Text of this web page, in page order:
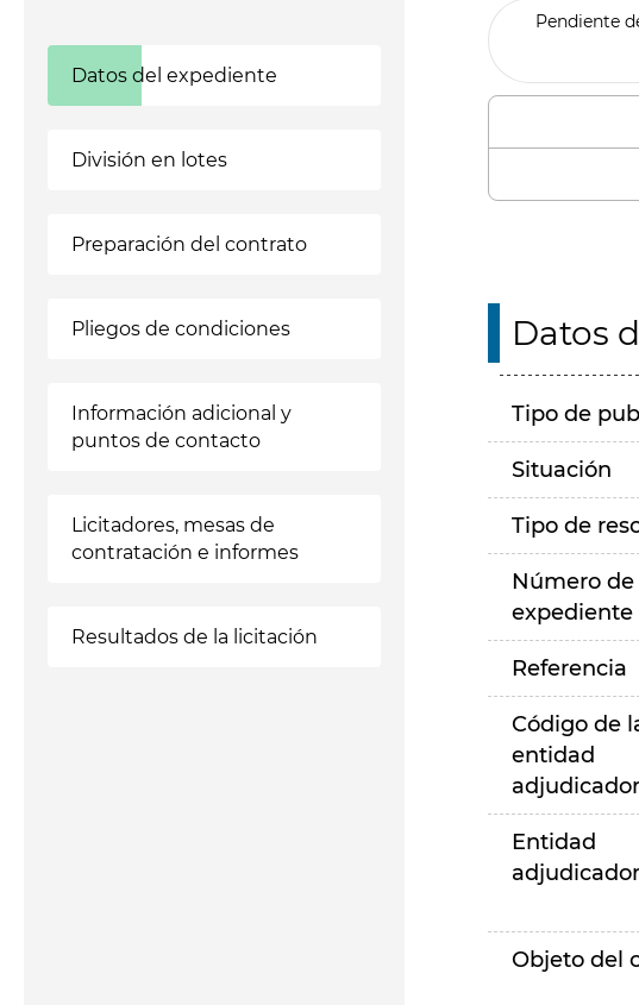
Datos del expediente
División en lotes
Preparación del contrato
Pliegos de condiciones
Información adicional y
puntos de contacto
Licitadores, mesas de
contratación e informes
Resultados de la licitación
Pendiente
Datos
Tipo de
Situación
Tipo de
Número de
expediente
Referencia
Código de
entidad
Entidad
Objeto del